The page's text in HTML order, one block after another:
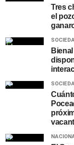
Tres
el